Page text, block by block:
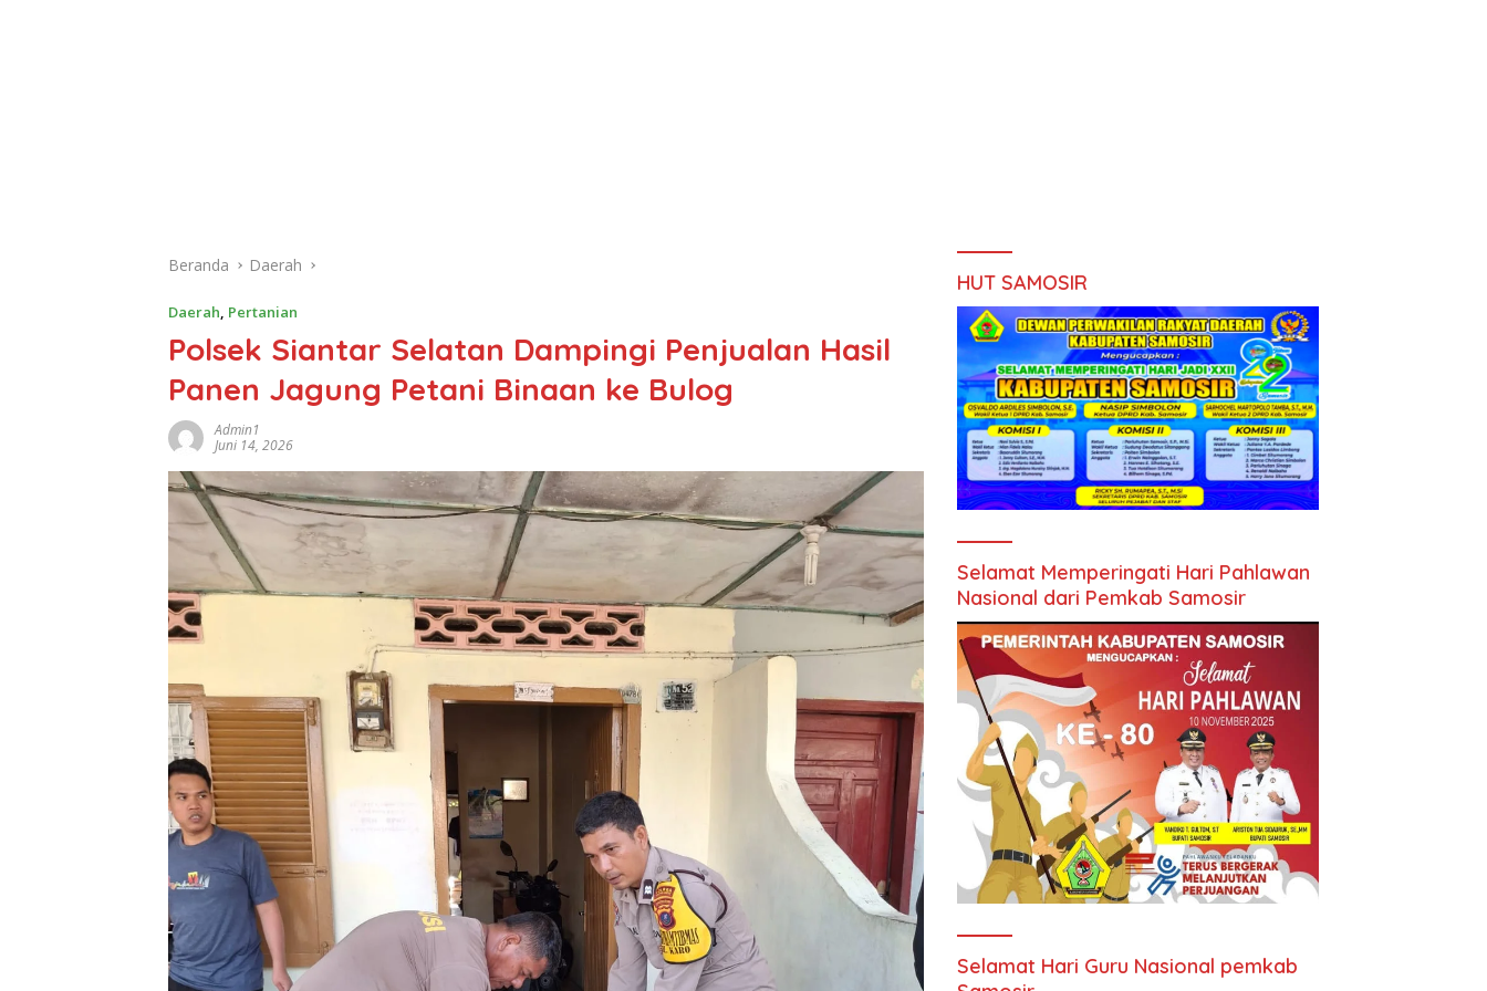
Beranda Daerah
Daerah, Pertanian
Polsek Siantar Selatan Dampingi Penjualan Hasil
Panen Jagung Petani Binaan ke Bulog
Admin1
Juni 14, 2026
HUT SAMOSIR
Selamat Memperingati Hari Pahlawan
Nasional dari Pemkab Samosir
Selamat Hari Guru Nasional pemkab